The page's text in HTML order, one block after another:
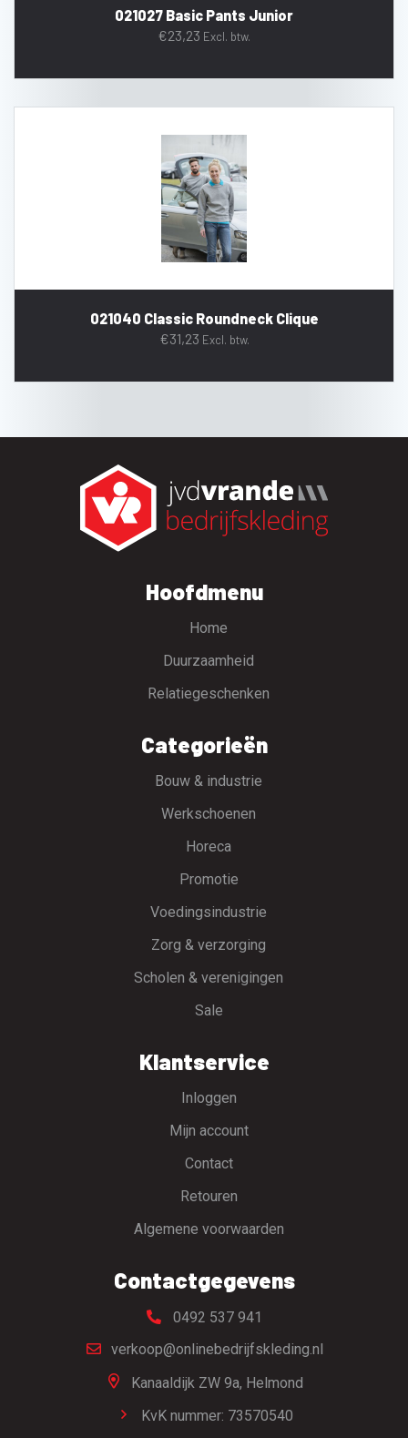
021027 Basic Pants Junior
€23,23 Excl. btw.
021040 Classic Roundneck Clique
€31,23 Excl. btw.
Hoofdmenu
Home
Duurzaamheid
Relatiegeschenken
Categorieën
Bouw & industrie
Werkschoenen
Horeca
Promotie
Voedingsindustrie
Zorg & verzorging
Scholen & verenigingen
Sale
Klantservice
Inloggen
Mijn account
Contact
Retouren
Algemene voorwaarden
Contactgegevens
0492 537 941
verkoop@onlinebedrijfskleding.nl
Kanaaldijk ZW 9a, Helmond
KvK nummer: 73570540